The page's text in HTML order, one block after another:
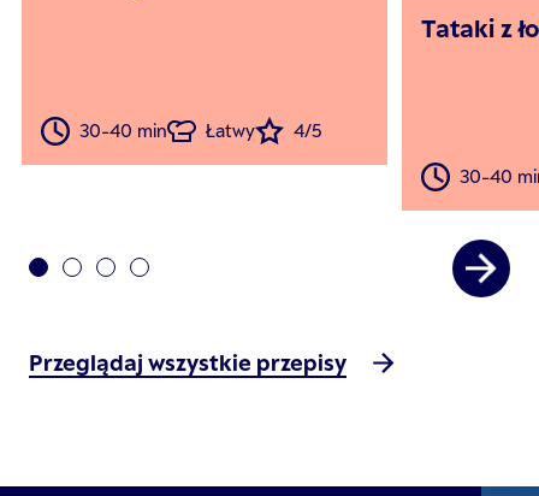
30-40 min Łatwy 4/5
Tataki z
30-40
Przeglądaj wszystkie przepisy